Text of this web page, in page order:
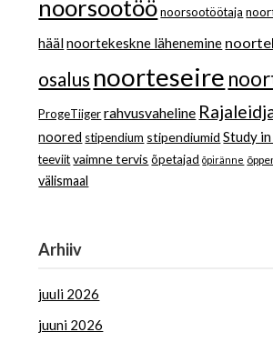
noorsootöö noorsootöötaja
häälnoortekeskne lähenemine
osalus noorteseire
ProgeTiiger rahvusvaheline
noored stipendium stipendiumid Study
teeviit vaimne tervis õpetajad õpiränne
välismaal
Arhiiv
juuli 2026
juuni 2026